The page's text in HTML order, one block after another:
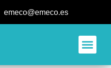
emeco@emeco.es